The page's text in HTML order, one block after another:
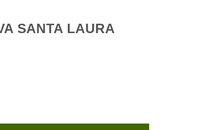
SANTA LAURA
250ML cantidad